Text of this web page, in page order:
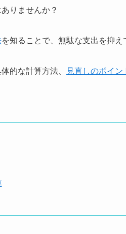
りませんか？
を知ることで、無駄な支出を抑え
的な計算方法、 見直しのポイン